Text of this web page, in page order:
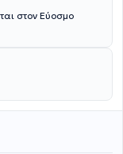
στον Εύοσμο